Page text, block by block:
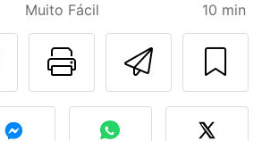
Muito Fácil 10 min
Imprima
Falar com o autor
receita?